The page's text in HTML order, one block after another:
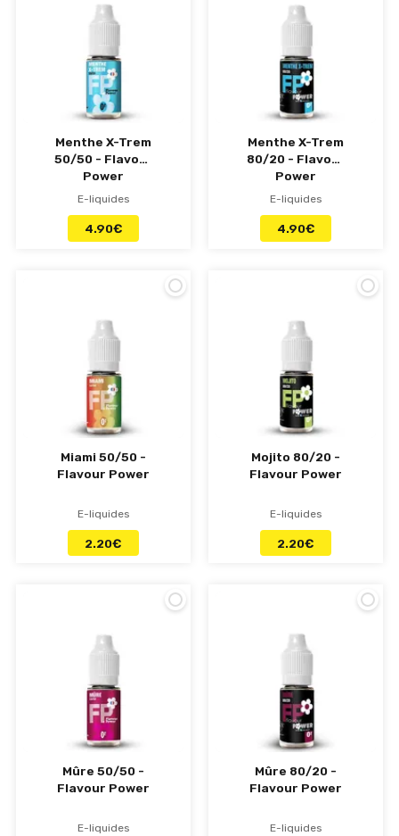
Menthe X-Trem
50/50 - Flavour
Power
E-liquides
4.90€
Menthe X-Trem
80/20 - Flavour
Power
E-liquides
4.90€
Miami 50/50 -
Flavour Power
E-liquides
2.20€
Mojito 80/20 -
Flavour Power
E-liquides
2.20€
Mûre 50/50 -
Flavour Power
E-liquides
Mûre 80/20 -
Flavour Power
E-liquides